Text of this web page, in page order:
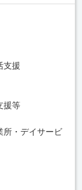
支援
援等
所・デイサービ